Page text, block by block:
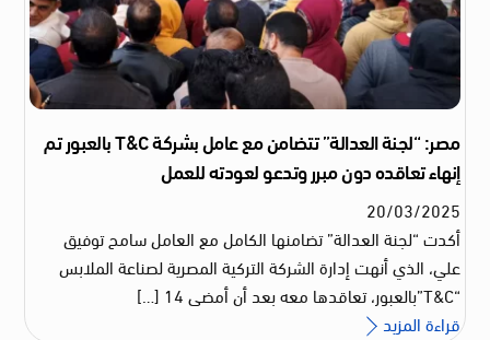
مصر: “لجنة العدالة” تتضامن مع عامل بشركة T&C بالعبور تم
إنهاء تعاقده دون مبرر وتدعو لعودته للعمل
20/03/2025
أكدت “لجنة العدالة” تضامنها الكامل مع العامل سامح توفيق
علي، الذي أنهت إدارة الشركة التركية المصرية لصناعة الملابس
“T&C”بالعبور، تعاقدها معه بعد أن أمضى 14 […]
قراءة المزيد